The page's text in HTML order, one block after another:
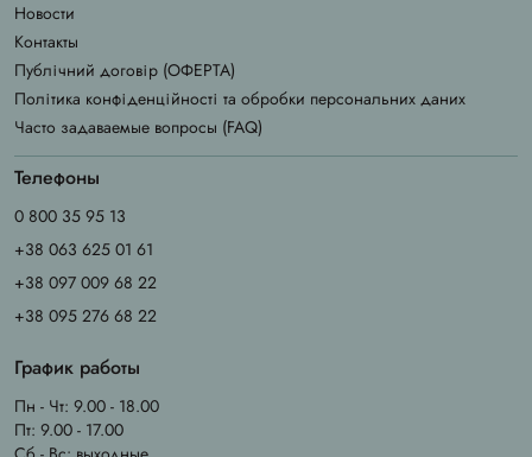
Новости
Контакты
Публічний договір (ОФЕРТА)
Політика конфіденційності та обробки персональних даних
Часто задаваемые вопросы (FAQ)
Телефоны
0 800 35 95 13
+38 063 625 01 61
+38 097 009 68 22
+38 095 276 68 22
График работы
Пн - Чт: 9.00 - 18.00
Пт: 9.00 - 17.00